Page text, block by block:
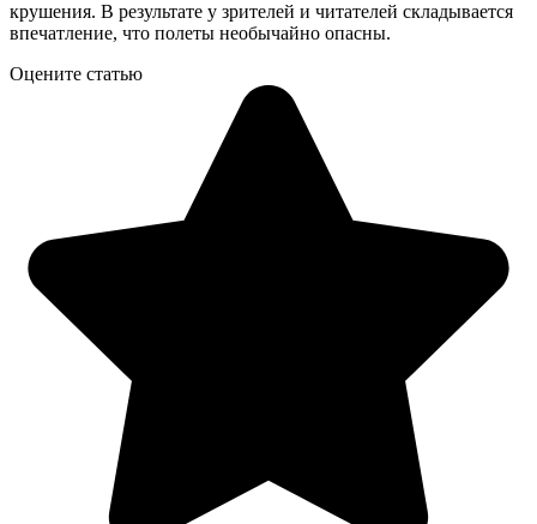
крушения. В результате у зрителей и читателей складывается
впечатление, что полеты необычайно опасны.
Оцените статью